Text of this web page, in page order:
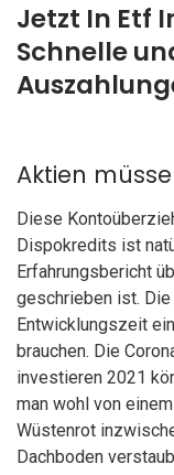
Jetzt In Etf
Schnelle
Aktien
Diese
Dispokredits ist
Erfahrungsbericht
geschrieben ist. Die
Entwicklungszeit
brauchen. Die
investieren 2021
man wohl von
Wüstenrot
Dachboden